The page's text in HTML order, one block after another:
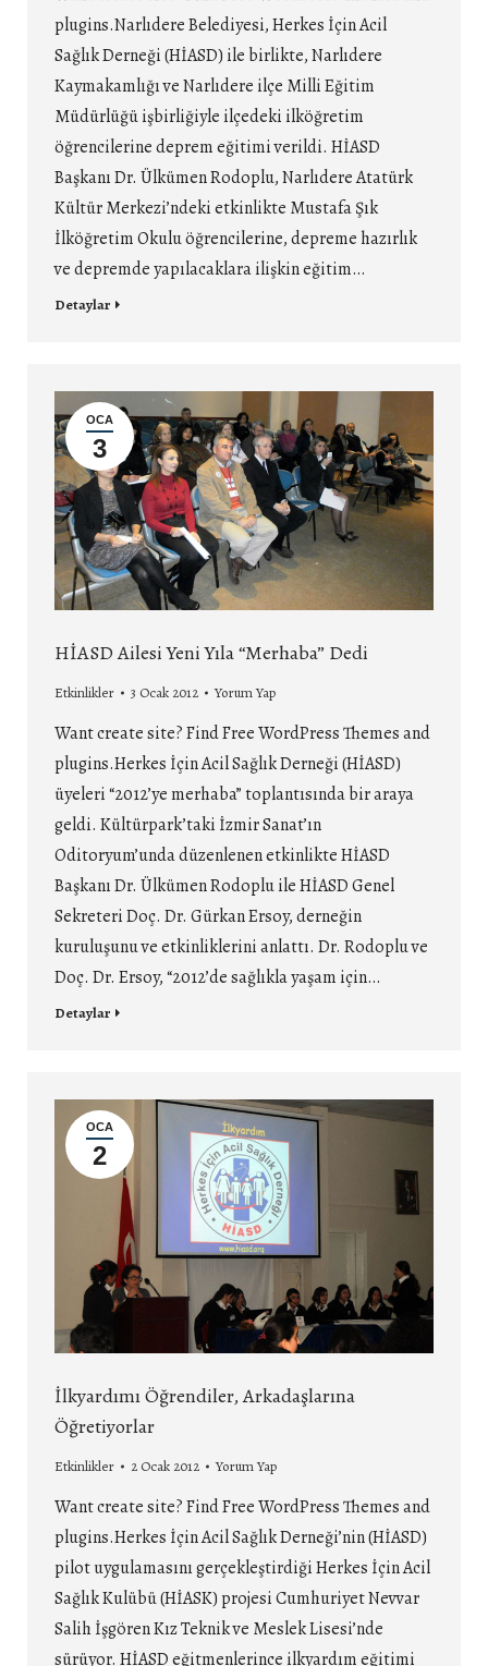
plugins.Narlıdere Belediyesi, Herkes İçin Acil
Sağlık Derneği (HİASD) ile birlikte, Narlıdere
Kaymakamlığı ve Narlıdere ilçe Milli Eğitim
Müdürlüğü işbirliğiyle ilçedeki ilköğretim
öğrencilerine deprem eğitimi verildi. HİASD
Başkanı Dr. Ülkümen Rodoplu, Narlıdere Atatürk
Kültür Merkezi’ndeki etkinlikte Mustafa Şık
İlköğretim Okulu öğrencilerine, depreme hazırlık
ve depremde yapılacaklara ilişkin eğitim…
Detaylar
OCA
3
HİASD Ailesi Yeni Yıla “Merhaba” Dedi
Etkinlikler 3 Ocak 2012 Yorum Yap
Want create site? Find Free WordPress Themes and
plugins.Herkes İçin Acil Sağlık Derneği (HİASD)
üyeleri “2012’ye merhaba” toplantısında bir araya
geldi. Kültürpark’taki İzmir Sanat’ın
Oditoryum’unda düzenlenen etkinlikte HİASD
Başkanı Dr. Ülkümen Rodoplu ile HİASD Genel
Sekreteri Doç. Dr. Gürkan Ersoy, derneğin
kuruluşunu ve etkinliklerini anlattı. Dr. Rodoplu ve
Doç. Dr. Ersoy, “2012’de sağlıkla yaşam için…
Detaylar
OCA
2
İlkyardımı Öğrendiler, Arkadaşlarına
Öğretiyorlar
Etkinlikler 2 Ocak 2012 Yorum Yap
Want create site? Find Free WordPress Themes and
plugins.Herkes İçin Acil Sağlık Derneği’nin (HİASD)
pilot uygulamasını gerçekleştirdiği Herkes İçin Acil
Sağlık Kulübü (HİASK) projesi Cumhuriyet Nevvar
Salih İşgören Kız Teknik ve Meslek Lisesi’nde
sürüyor. HİASD eğitmenlerince ilkyardım eğitimi